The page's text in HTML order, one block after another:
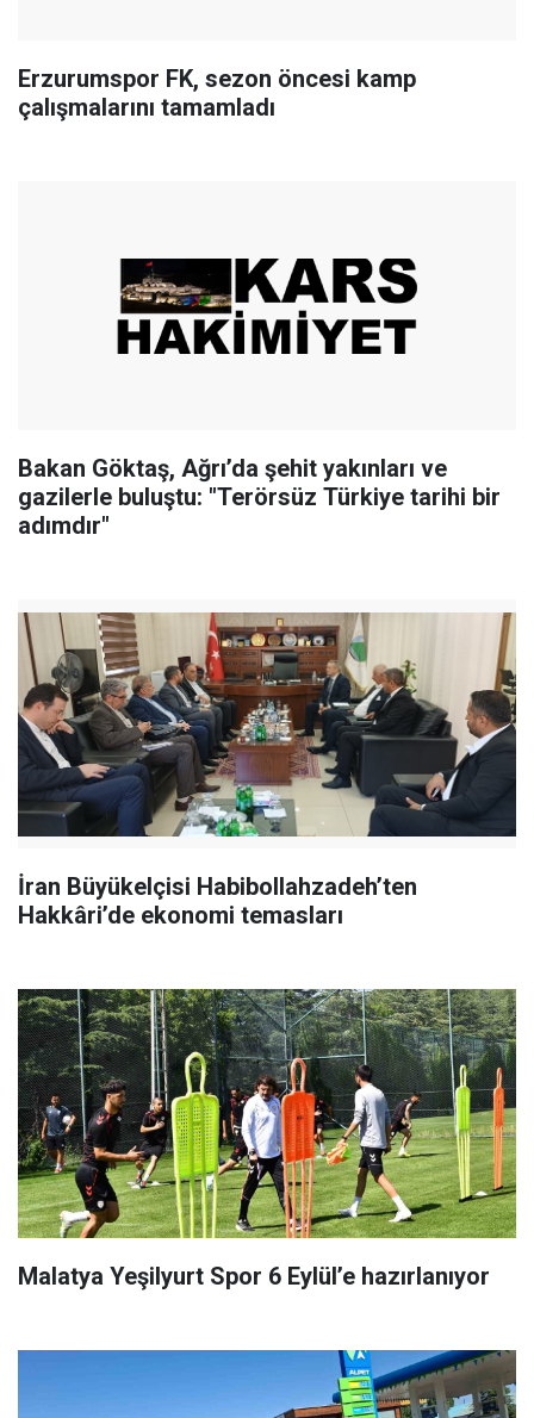
Erzurumspor FK, sezon öncesi kamp
çalışmalarını tamamladı
Bakan Göktaş, Ağrı’da şehit yakınları ve
gazilerle buluştu: "Terörsüz Türkiye tarihi bir
adımdır"
İran Büyükelçisi Habibollahzadeh’ten
Hakkâri’de ekonomi temasları
Malatya Yeşilyurt Spor 6 Eylül’e hazırlanıyor